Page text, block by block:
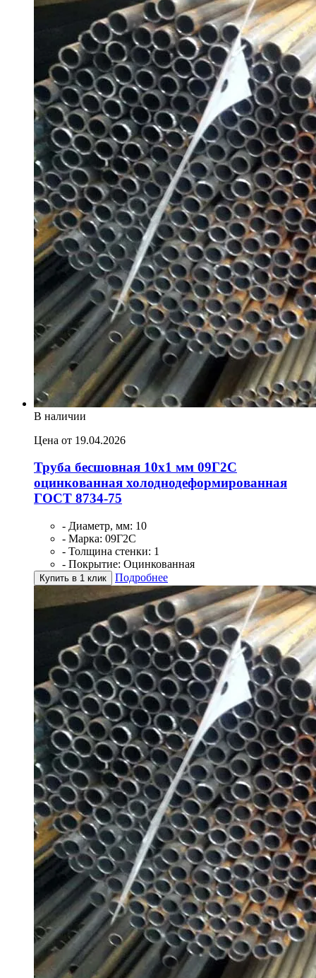
В наличии
Цена от 19.04.2026
Труба бесшовная 10х1 мм 09Г2С
оцинкованная холоднодеформированная
ГОСТ 8734-75
- Диаметр, мм: 10
- Марка: 09Г2С
- Толщина стенки: 1
- Покрытие: Оцинкованная
Купить в 1 клик Подробнее